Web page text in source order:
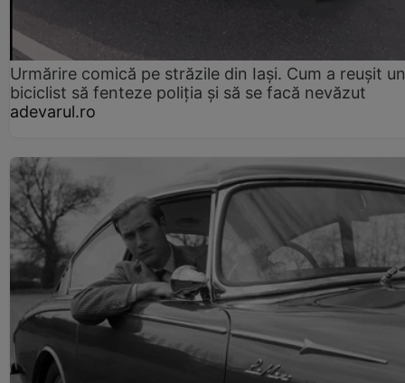
Urmărire comică pe străzile din Iași. Cum a reușit un
biciclist să fenteze poliția și să se facă nevăzut
adevarul.ro